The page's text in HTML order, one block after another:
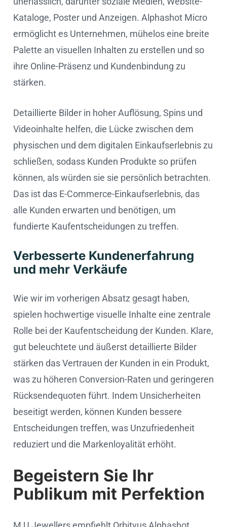
Kataloge, Poster und Anzeigen. Alphashot Micro
ermöglicht es Unternehmen, mühelos eine breite
Palette an visuellen Inhalten zu erstellen und so
ihre Online-Präsenz und Kundenbindung zu
stärken.
Detaillierte Bilder in hoher Auflösung, Spins und
Videoinhalte helfen, die Lücke zwischen dem
physischen und dem digitalen Einkaufserlebnis zu
schließen, sodass Kunden Produkte so prüfen
können, als würden sie sie persönlich betrachten.
Das ist das E-Commerce-Einkaufserlebnis, das
alle Kunden erwarten und benötigen, um
fundierte Kaufentscheidungen zu treffen.
Verbesserte Kundenerfahrung
und mehr Verkäufe
Wie wir im vorherigen Absatz gesagt haben,
spielen hochwertige visuelle Inhalte eine zentrale
Rolle bei der Kaufentscheidung der Kunden. Klare,
gut beleuchtete und äußerst detaillierte Bilder
stärken das Vertrauen der Kunden in ein Produkt,
was zu höheren Conversion-Raten und geringeren
Rücksendequoten führt. Indem Unsicherheiten
beseitigt werden, können Kunden bessere
Entscheidungen treffen, was Unzufriedenheit
reduziert und die Markenloyalität erhöht.
Begeistern Sie Ihr
Publikum mit Perfektion